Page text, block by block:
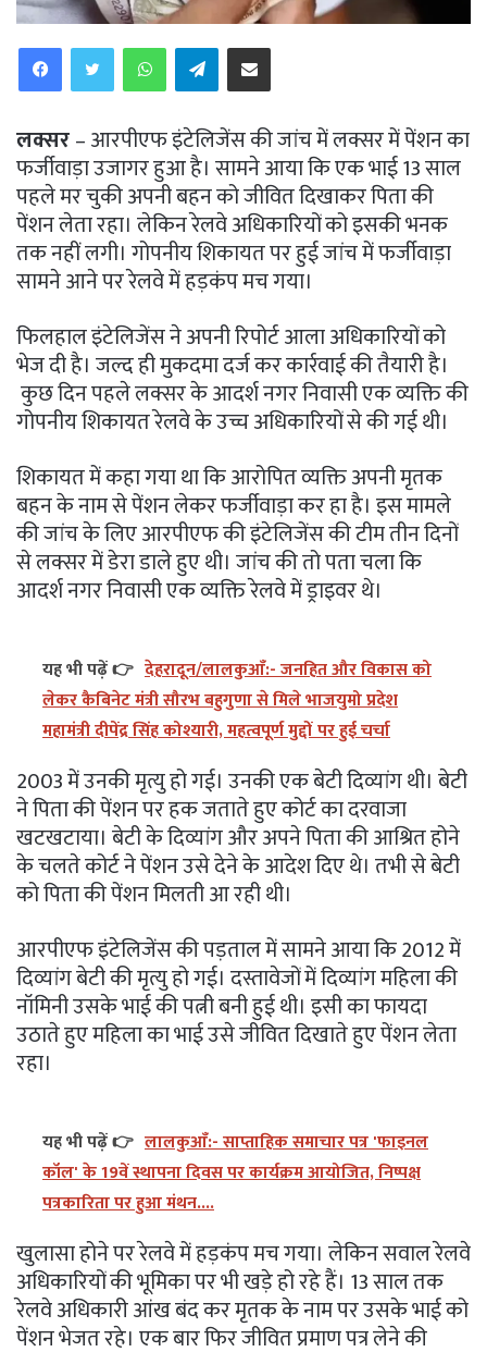
WhatsAppTelegramShare via Email
लक्सर– आरपीएफ इंटेलिजेंस की जांच में लक्सर में पेंशन का
फर्जीवाड़ा उजागर हुआ है। सामने आया कि एक भाई 13 साल
पहले मर चुकी अपनी बहन को जीवित दिखाकर पिता की
पेंशन लेता रहा। लेकिन रेलवे अधिकारियों को इसकी भनक
तक नहीं लगी। गोपनीय शिकायत पर हुई जांच में फर्जीवाड़ा
सामने आने पर रेलवे में हड़कंप मच गया।
फिलहाल इंटेलिजेंस ने अपनी रिपोर्ट आला अधिकारियों को
भेज दी है। जल्द ही मुकदमा दर्ज कर कार्रवाई की तैयारी है।
कुछ दिन पहले लक्सर के आदर्श नगर निवासी एक व्यक्ति की
गोपनीय शिकायत रेलवे के उच्च अधिकारियों से की गई थी।
शिकायत में कहा गया था कि आरोपित व्यक्ति अपनी मृतक
बहन के नाम से पेंशन लेकर फर्जीवाड़ा कर हा है। इस मामले
की जांच के लिए आरपीएफ की इंटेलिजेंस की टीम तीन दिनों
से लक्सर में डेरा डाले हुए थी। जांच की तो पता चला कि
आदर्श नगर निवासी एक व्यक्ति रेलवे में ड्राइवर थे।
यह भी पढ़ें 👉 देहरादून/लालकुआँ:- जनहित और विकास को
लेकर कैबिनेट मंत्री सौरभ बहुगुणा से मिले भाजयुमो प्रदेश
महामंत्री दीपेंद्र सिंह कोश्यारी, महत्वपूर्ण मुद्दों पर हुई चर्चा
2003 में उनकी मृत्यु हो गई। उनकी एक बेटी दिव्यांग थी। बेटी
ने पिता की पेंशन पर हक जताते हुए कोर्ट का दरवाजा
खटखटाया। बेटी के दिव्यांग और अपने पिता की आश्रित होने
के चलते कोर्ट ने पेंशन उसे देने के आदेश दिए थे। तभी से बेटी
को पिता की पेंशन मिलती आ रही थी।
आरपीएफ इंटेलिजेंस की पड़ताल में सामने आया कि 2012 में
दिव्यांग बेटी की मृत्यु हो गई। दस्तावेजों में दिव्यांग महिला की
नॉमिनी उसके भाई की पत्नी बनी हुई थी। इसी का फायदा
उठाते हुए महिला का भाई उसे जीवित दिखाते हुए पेंशन लेता
रहा।
यह भी पढ़ें 👉 लालकुआँ:- साप्ताहिक समाचार पत्र 'फाइनल
कॉल' के 19वें स्थापना दिवस पर कार्यक्रम आयोजित, निष्पक्ष
पत्रकारिता पर हुआ मंथन....
खुलासा होने पर रेलवे में हड़कंप मच गया। लेकिन सवाल रेलवे
अधिकारियों की भूमिका पर भी खड़े हो रहे हैं। 13 साल तक
रेलवे अधिकारी आंख बंद कर मृतक के नाम पर उसके भाई को
पेंशन भेजत रहे। एक बार फिर जीवित प्रमाण पत्र लेने की